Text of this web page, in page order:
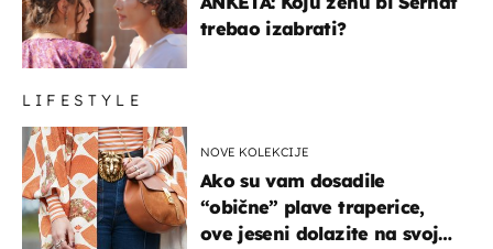
trebao izabrati?
LIFESTYLE
NOVE KOLEKCIJE
Ako su vam dosadile
“obične” plave traperice,
ove jeseni dolazite na svoje